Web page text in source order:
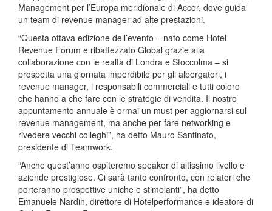
Management per l’Europa meridionale di Accor, dove guida
un team di revenue manager ad alte prestazioni.
“Questa ottava edizione dell’evento – nato come Hotel
Revenue Forum e ribattezzato Global grazie alla
collaborazione con le realtà di Londra e Stoccolma – si
prospetta una giornata imperdibile per gli albergatori, i
revenue manager, i responsabili commerciali e tutti coloro
che hanno a che fare con le strategie di vendita. Il nostro
appuntamento annuale è ormai un must per aggiornarsi sul
revenue management, ma anche per fare networking e
rivedere vecchi colleghi”, ha detto Mauro Santinato,
presidente di Teamwork.
“Anche quest’anno ospiteremo speaker di altissimo livello e
aziende prestigiose. Ci sarà tanto confronto, con relatori che
porteranno prospettive uniche e stimolanti”, ha detto
Emanuele Nardin, direttore di Hotelperformance e ideatore di